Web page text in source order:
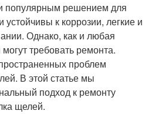
популярным решением для
к коррозии, легкие и
Однако, как и любая
требовать ремонта.
проблем
В этой статье мы
подход к ремонту
щелей.